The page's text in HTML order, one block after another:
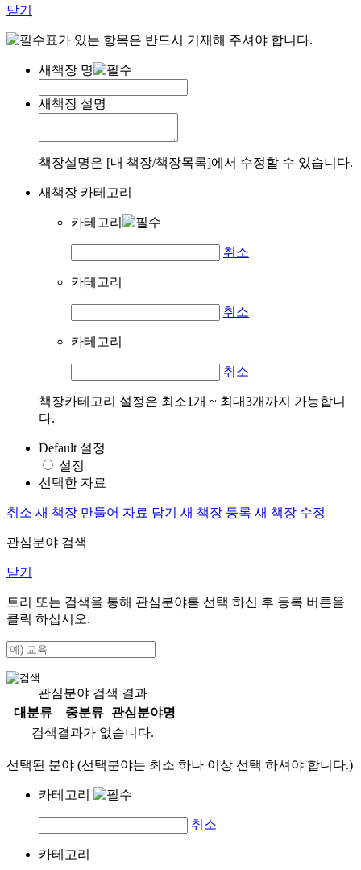
닫기
표가 있는 항목은 반드시 기재해 주셔야 합니다.
새책장 명
새책장 설명
책장설명은 [내 책장/책장목록]에서 수정할 수 있습니다.
새책장 카테고리
카테고리
취소
카테고리
취소
카테고리
취소
책장카테고리 설정은 최소1개 ~ 최대3개까지 가능합니
다.
Default 설정
설정
선택한 자료
취소 새 책장 만들어 자료 담기 새 책장 등록 새 책장 수정
관심분야 검색
닫기
트리 또는 검색을 통해 관심분야를 선택 하신 후 등록 버튼을
클릭 하십시오.
관심분야 검색 결과
대분류
중분류
관심분야명
검색결과가 없습니다.
선택된 분야 (선택분야는 최소 하나 이상 선택 하셔야 합니다.)
카테고리
취소
카테고리